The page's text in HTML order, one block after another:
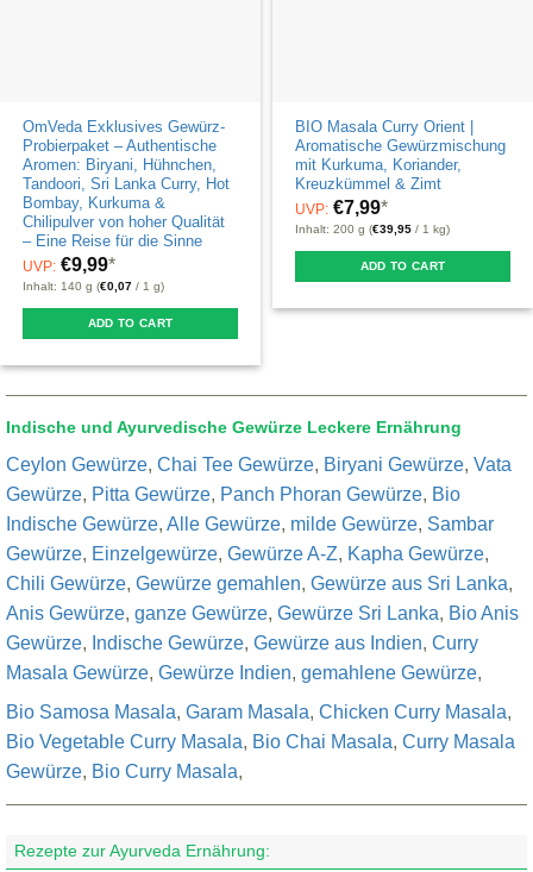
page
OmVeda Exklusives Gewürz-
Probierpaket – Authentische
Aromen: Biryani, Hühnchen,
Tandoori, Sri Lanka Curry, Hot
Bombay, Kurkuma &
Chilipulver von hoher Qualität
– Eine Reise für die Sinne
UVP: €9,99*
Inhalt: 140 g (€0,07 / 1 g)
ADD TO CART
BIO Masala Curry Orient |
Aromatische Gewürzmischung
mit Kurkuma, Koriander,
Kreuzkümmel & Zimt
UVP: €7,99*
Inhalt: 200 g (€39,95 / 1 kg)
ADD TO CART
Indische und Ayurvedische Gewürze Leckere Ernährung
Ceylon Gewürze, Chai Tee Gewürze, Biryani Gewürze, Vata
Gewürze, Pitta Gewürze, Panch Phoran Gewürze, Bio
Indische Gewürze, Alle Gewürze, milde Gewürze, Sambar
Gewürze, Einzelgewürze, Gewürze A-Z, Kapha Gewürze,
Chili Gewürze, Gewürze gemahlen, Gewürze aus Sri Lanka,
Anis Gewürze, ganze Gewürze, Gewürze Sri Lanka, Bio Anis
Gewürze, Indische Gewürze, Gewürze aus Indien, Curry
Masala Gewürze, Gewürze Indien, gemahlene Gewürze,
Bio Samosa Masala, Garam Masala, Chicken Curry Masala,
Bio Vegetable Curry Masala, Bio Chai Masala, Curry Masala
Gewürze, Bio Curry Masala,
Rezepte zur Ayurveda Ernährung: